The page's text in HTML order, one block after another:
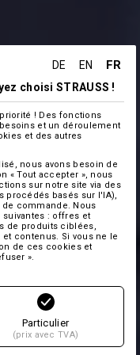
DE EN FR
choisi STRAUSS !
! Des fonctions
et un déroulement
et des autres
nous avons besoin de
« Tout accepter », nous
sur notre site via des
procédés basés sur l'IA),
commande. Nous
: offres et
de produits ciblées,
contenus. Si vous ne le
de ces cookies et
».
Particulier
(prix avec TVA)